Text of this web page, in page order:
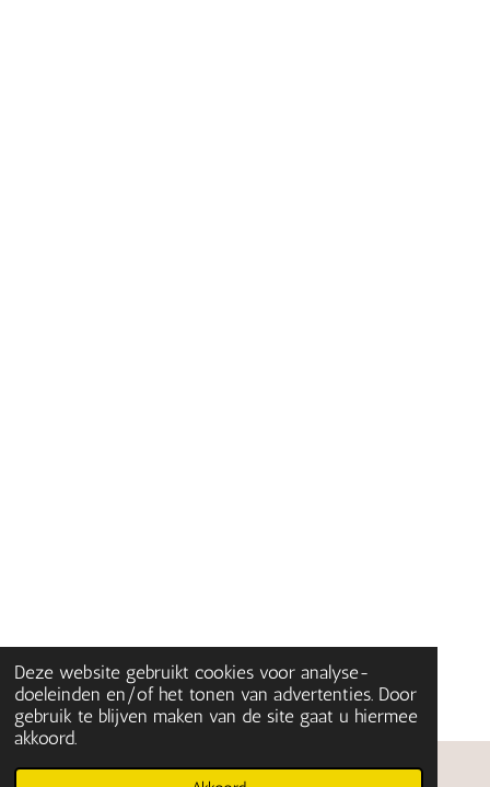
Deze website gebruikt cookies voor analyse-
doeleinden en/of het tonen van advertenties. Door
gebruik te blijven maken van de site gaat u hiermee
akkoord.